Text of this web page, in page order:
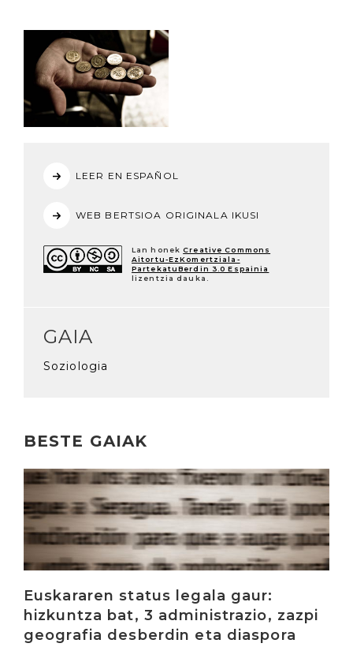
LEER EN ESPAÑOL
WEB BERTSIOA ORIGINALA IKUSI
Lan honek Creative Commons
Aitortu-EzKomertziala-
PartekatuBerdin 3.0 Espainia
lizentzia dauka.
GAIA
Soziologia
BESTE GAIAK
Euskararen status legala gaur:
hizkuntza bat, 3 administrazio, zazpi
geografia desberdin eta diaspora
Irakurri